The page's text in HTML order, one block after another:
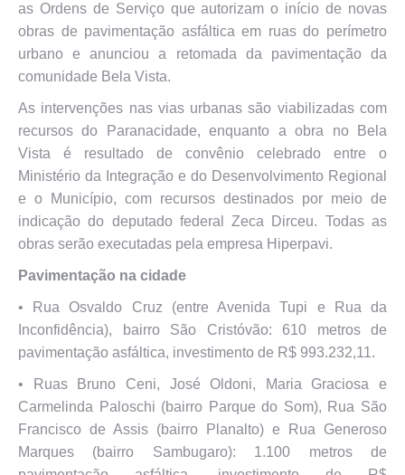
as Ordens de Serviço que autorizam o início de novas
obras de pavimentação asfáltica em ruas do perímetro
urbano e anunciou a retomada da pavimentação da
comunidade Bela Vista.
As intervenções nas vias urbanas são viabilizadas com
recursos do Paranacidade, enquanto a obra no Bela
Vista é resultado de convênio celebrado entre o
Ministério da Integração e do Desenvolvimento Regional
e o Município, com recursos destinados por meio de
indicação do deputado federal Zeca Dirceu. Todas as
obras serão executadas pela empresa Hiperpavi.
Pavimentação na cidade
•⁠ ⁠Rua Osvaldo Cruz (entre Avenida Tupi e Rua da
Inconfidência), bairro São Cristóvão: 610 metros de
pavimentação asfáltica, investimento de R$ 993.232,11.
•⁠ ⁠Ruas Bruno Ceni, José Oldoni, Maria Graciosa e
Carmelinda Paloschi (bairro Parque do Som), Rua São
Francisco de Assis (bairro Planalto) e Rua Generoso
Marques (bairro Sambugaro): 1.100 metros de